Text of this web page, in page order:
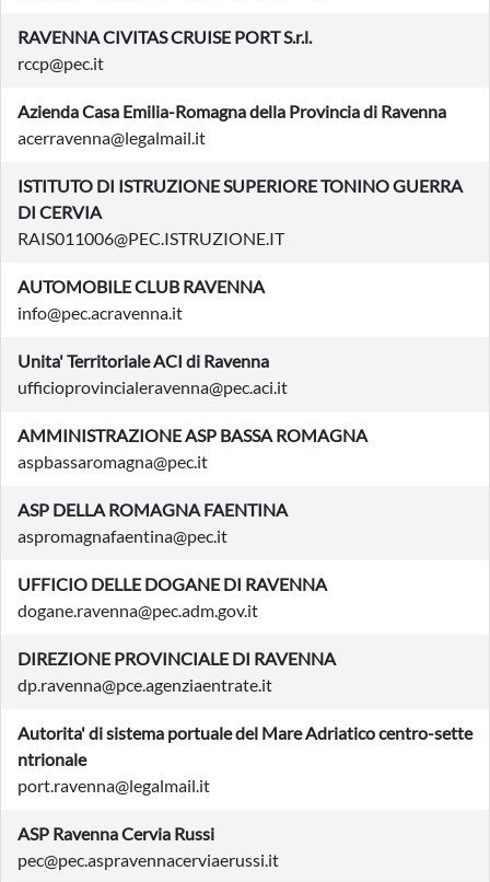
RAVENNA CIVITAS CRUISE PORT S.r.l.
rccp@pec.it
Azienda Casa Emilia-Romagna della Provincia di Ravenna
acerravenna@legalmail.it
ISTITUTO DI ISTRUZIONE SUPERIORE TONINO GUERRA
DI CERVIA
RAIS011006@PEC.ISTRUZIONE.IT
AUTOMOBILE CLUB RAVENNA
info@pec.acravenna.it
Unita' Territoriale ACI di Ravenna
ufficioprovincialeravenna@pec.aci.it
AMMINISTRAZIONE ASP BASSA ROMAGNA
aspbassaromagna@pec.it
ASP DELLA ROMAGNA FAENTINA
aspromagnafaentina@pec.it
UFFICIO DELLE DOGANE DI RAVENNA
dogane.ravenna@pec.adm.gov.it
DIREZIONE PROVINCIALE DI RAVENNA
dp.ravenna@pce.agenziaentrate.it
Autorita' di sistema portuale del Mare Adriatico centro-sette
ntrionale
port.ravenna@legalmail.it
ASP Ravenna Cervia Russi
pec@pec.aspravennacerviaerussi.it